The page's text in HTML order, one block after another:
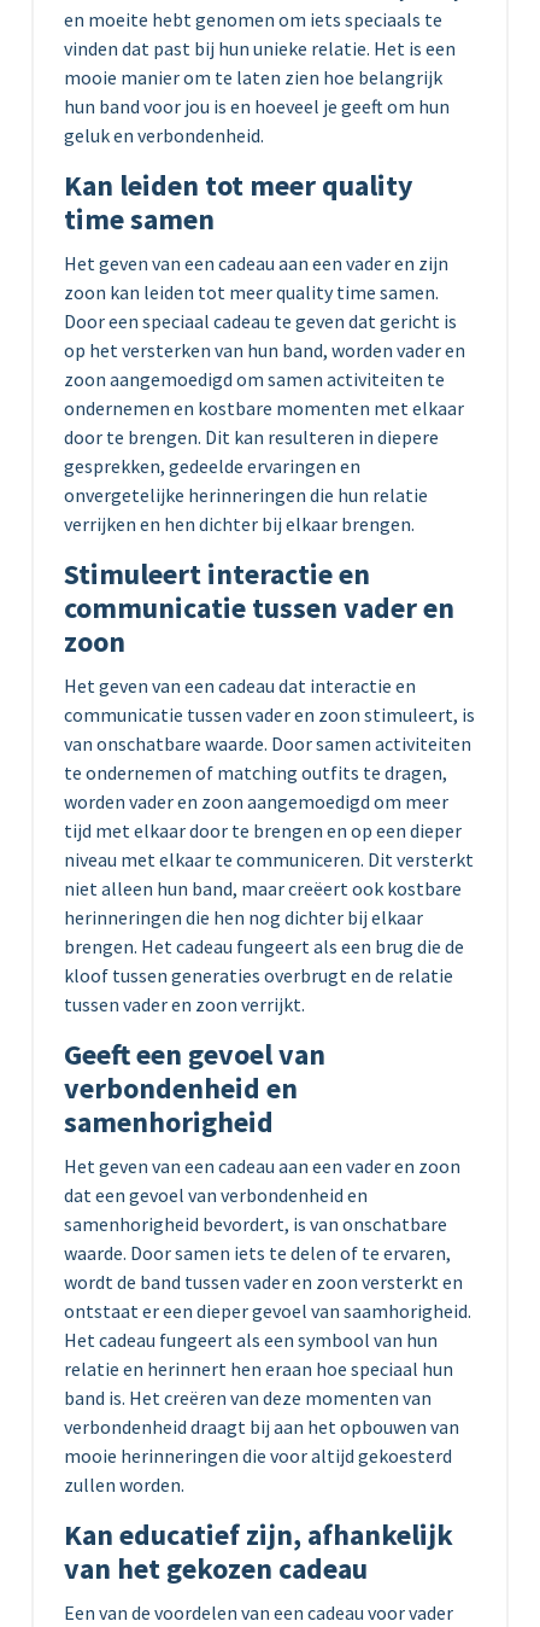
en moeite hebt genomen om iets speciaals te
vinden dat past bij hun unieke relatie. Het is een
mooie manier om te laten zien hoe belangrijk
hun band voor jou is en hoeveel je geeft om hun
geluk en verbondenheid.
Kan leiden tot meer quality
time samen
Het geven van een cadeau aan een vader en zijn
zoon kan leiden tot meer quality time samen.
Door een speciaal cadeau te geven dat gericht is
op het versterken van hun band, worden vader en
zoon aangemoedigd om samen activiteiten te
ondernemen en kostbare momenten met elkaar
door te brengen. Dit kan resulteren in diepere
gesprekken, gedeelde ervaringen en
onvergetelijke herinneringen die hun relatie
verrijken en hen dichter bij elkaar brengen.
Stimuleert interactie en
communicatie tussen vader en
zoon
Het geven van een cadeau dat interactie en
communicatie tussen vader en zoon stimuleert, is
van onschatbare waarde. Door samen activiteiten
te ondernemen of matching outfits te dragen,
worden vader en zoon aangemoedigd om meer
tijd met elkaar door te brengen en op een dieper
niveau met elkaar te communiceren. Dit versterkt
niet alleen hun band, maar creëert ook kostbare
herinneringen die hen nog dichter bij elkaar
brengen. Het cadeau fungeert als een brug die de
kloof tussen generaties overbrugt en de relatie
tussen vader en zoon verrijkt.
Geeft een gevoel van
verbondenheid en
samenhorigheid
Het geven van een cadeau aan een vader en zoon
dat een gevoel van verbondenheid en
samenhorigheid bevordert, is van onschatbare
waarde. Door samen iets te delen of te ervaren,
wordt de band tussen vader en zoon versterkt en
ontstaat er een dieper gevoel van saamhorigheid.
Het cadeau fungeert als een symbool van hun
relatie en herinnert hen eraan hoe speciaal hun
band is. Het creëren van deze momenten van
verbondenheid draagt bij aan het opbouwen van
mooie herinneringen die voor altijd gekoesterd
zullen worden.
Kan educatief zijn, afhankelijk
van het gekozen cadeau
Een van de voordelen van een cadeau voor vader